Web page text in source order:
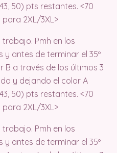
50) pts restantes. <70
2XL/3XL>
Pmh en los
y antes de terminar el 35º
B a través de los últimos 3
y dejando el color A
50) pts restantes. <70
2XL/3XL>
Pmh en los
y antes de terminar el 35º